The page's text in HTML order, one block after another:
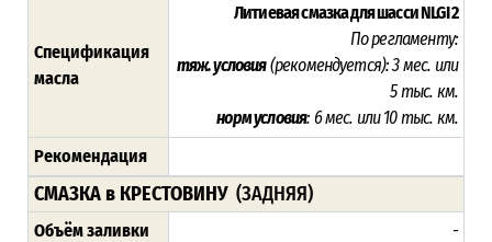
Спецификация
масла
Литиевая смазка для шасси NLGI 2
По регламенту:
тяж. условия(рекомендуется): 3 мес. или
5 тыс. км.
норм условия: 6 мес. или 10 тыс. км.
Рекомендация
СМАЗКА в КРЕСТОВИНУ(ЗАДНЯЯ)
Объём заливки -